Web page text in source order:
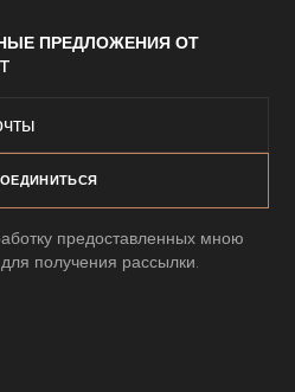
ПРЕДЛОЖЕНИЯ ОТ
предоставленных мною
получения рассылки.